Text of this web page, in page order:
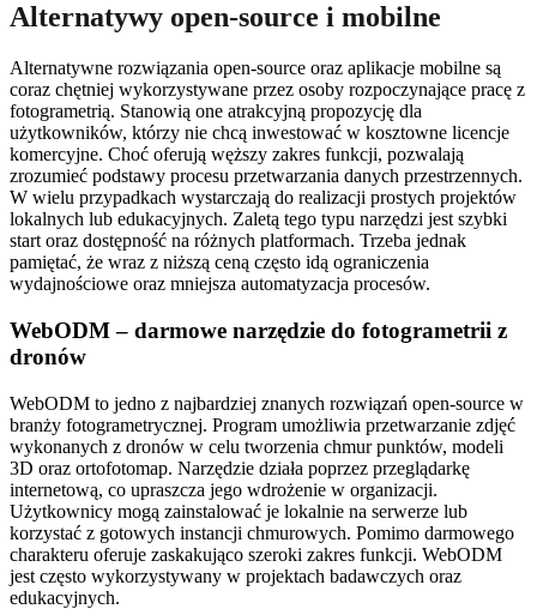
Alternatywy open-source i mobilne
Alternatywne rozwiązania open-source oraz aplikacje mobilne są
coraz chętniej wykorzystywane przez osoby rozpoczynające pracę z
fotogrametrią. Stanowią one atrakcyjną propozycję dla
użytkowników, którzy nie chcą inwestować w kosztowne licencje
komercyjne. Choć oferują węższy zakres funkcji, pozwalają
zrozumieć podstawy procesu przetwarzania danych przestrzennych.
W wielu przypadkach wystarczają do realizacji prostych projektów
lokalnych lub edukacyjnych. Zaletą tego typu narzędzi jest szybki
start oraz dostępność na różnych platformach. Trzeba jednak
pamiętać, że wraz z niższą ceną często idą ograniczenia
wydajnościowe oraz mniejsza automatyzacja procesów.
WebODM – darmowe narzędzie do fotogrametrii z
dronów
WebODM to jedno z najbardziej znanych rozwiązań open-source w
branży fotogrametrycznej. Program umożliwia przetwarzanie zdjęć
wykonanych z dronów w celu tworzenia chmur punktów, modeli
3D oraz ortofotomap. Narzędzie działa poprzez przeglądarkę
internetową, co upraszcza jego wdrożenie w organizacji.
Użytkownicy mogą zainstalować je lokalnie na serwerze lub
korzystać z gotowych instancji chmurowych. Pomimo darmowego
charakteru oferuje zaskakująco szeroki zakres funkcji. WebODM
jest często wykorzystywany w projektach badawczych oraz
edukacyjnych.